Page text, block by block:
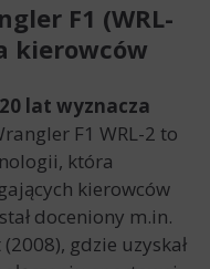
F1 (WRL-
kierowców
lat wyznacza
F1 WRL-2 to
która
kierowców
doceniony m.in.
gdzie uzyskał